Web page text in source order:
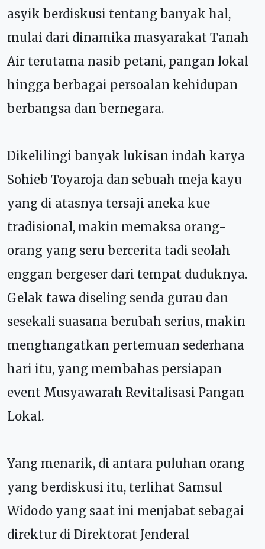
asyik berdiskusi tentang banyak hal,
mulai dari dinamika masyarakat Tanah
Air terutama nasib petani, pangan lokal
hingga berbagai persoalan kehidupan
berbangsa dan bernegara.
Dikelilingi banyak lukisan indah karya
Sohieb Toyaroja dan sebuah meja kayu
yang di atasnya tersaji aneka kue
tradisional, makin memaksa orang-
orang yang seru bercerita tadi seolah
enggan bergeser dari tempat duduknya.
Gelak tawa diseling senda gurau dan
sesekali suasana berubah serius, makin
menghangatkan pertemuan sederhana
hari itu, yang membahas persiapan
event Musyawarah Revitalisasi Pangan
Lokal.
Yang menarik, di antara puluhan orang
yang berdiskusi itu, terlihat Samsul
Widodo yang saat ini menjabat sebagai
direktur di Direktorat Jenderal